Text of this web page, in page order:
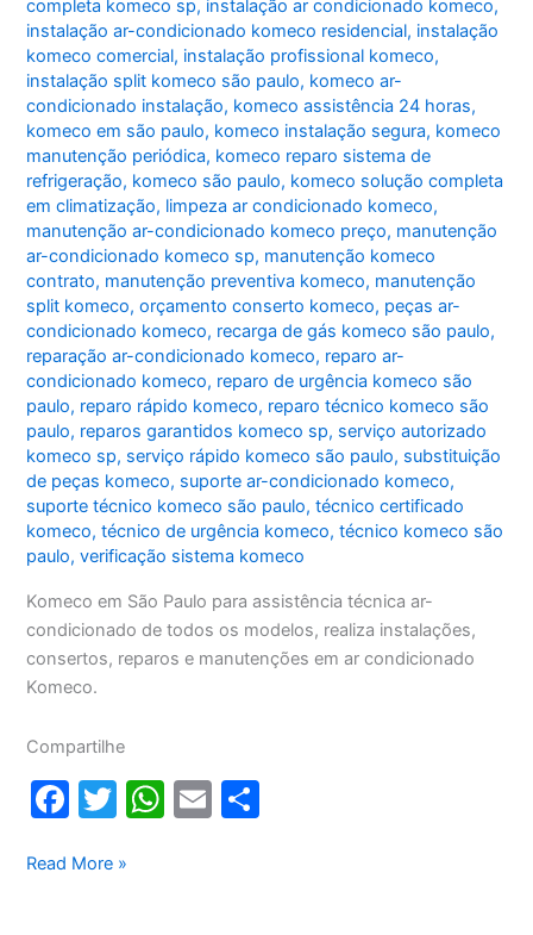
completa komeco sp, instalação ar condicionado komeco,
instalação ar-condicionado komeco residencial, instalação
komeco comercial, instalação profissional komeco,
instalação split komeco são paulo, komeco ar-
condicionado instalação, komeco assistência 24 horas,
komeco em são paulo, komeco instalação segura, komeco
manutenção periódica, komeco reparo sistema de
refrigeração, komeco são paulo, komeco solução completa
em climatização, limpeza ar condicionado komeco,
manutenção ar-condicionado komeco preço, manutenção
ar-condicionado komeco sp, manutenção komeco
contrato, manutenção preventiva komeco, manutenção
split komeco,orçamento conserto komeco, peças ar-
condicionado komeco, recarga de gás komeco são paulo,
reparação ar-condicionado komeco, reparo ar-
condicionado komeco, reparo de urgência komeco são
paulo, reparo rápido komeco, reparo técnico komeco são
paulo, reparos garantidos komeco sp, serviço autorizado
komeco sp, serviço rápido komeco são paulo, substituição
de peças komeco, suporte ar-condicionado komeco,
suporte técnico komeco são paulo,técnico certificado
komeco,técnico de urgência komeco,técnico komeco são
paulo,verificação sistema komeco
Komeco em São Paulo para assistência técnica ar-
condicionado de todos os modelos, realiza instalações,
consertos, reparos e manutenções em ar condicionado
Komeco.
Compartilhe
F
c
T
itt
W E
Komeco
Read More »